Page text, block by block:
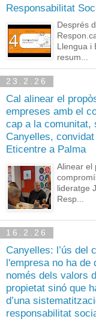
Responsabilitat
Després
Llengua i
resum...
23.2.26
Cal alinear el
empreses amb el
cap a la comunitat,
Canyelles,
Eticentre a Palma
Alinear el
lideratge
Resp...
16.2.26
Canyelles: l’ús del
l'empresa no ha de
només dels valors
propietat sinó que
d’una
responsabilitat